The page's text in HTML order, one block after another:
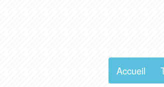
Accueil